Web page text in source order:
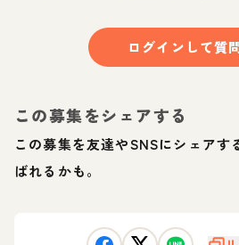
ログインして質
この募集をシェアする
この募集を友達やSNSにシェアす
ばれるかも。